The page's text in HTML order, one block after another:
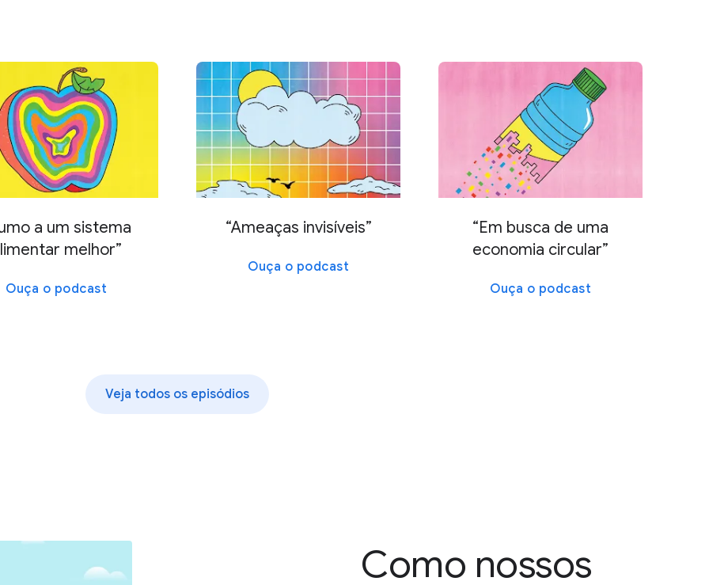
a um sistema
melhor”
Ouça o podcast
“Ameaças invisíveis”
Ouça o podcast
“Em busca de uma
economia circular”
Ouça o podcast
Veja todos os episódios
Como nossos